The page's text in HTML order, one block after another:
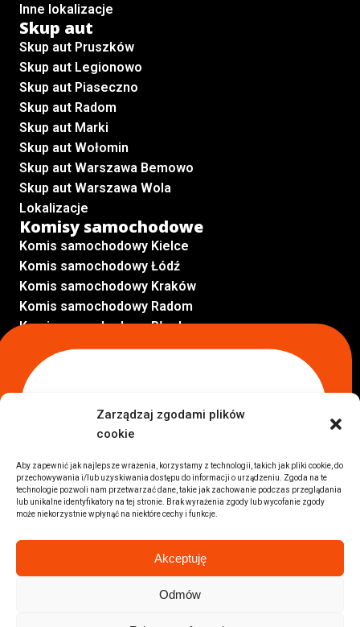
Zarządzaj zgodami plików
cookie
Aby zapewnić jak najlepsze wrażenia, korzystamy z technologii, takich jak pliki cookie, do
przechowywania i/lub uzyskiwania dostępu do informacji o urządzeniu. Zgoda na te
technologie pozwoli nam przetwarzać dane, takie jak zachowanie podczas przeglądania
lub unikalne identyfikatory na tej stronie. Brak wyrażenia zgody lub wycofanie zgody
może niekorzystnie wpłynąć na niektóre cechy i funkcje.
Akceptuję
Odmów
Inne lokalizacje
Skup aut
Skup aut Pruszków
Skup aut Legionowo
Skup aut Piaseczno
Skup aut Radom
Skup aut Marki
Skup aut Wołomin
Skup aut Warszawa Bemowo
Skup aut Warszawa Wola
Lokalizacje
Komisy samochodowe
Komis samochodowy Kielce
Komis samochodowy Łódź
Komis samochodowy Kraków
Komis samochodowy Radom
Komis samochodowy Płock
Komis samochodowy Opole
Komis samochodowy Lublin
Komis samochodowy Sochaczew
Inne Lokalizacje
Auta z USA Rzeszów
Auta z USA Białystok
Auta z USA Kraków
Marki samochodów
Sprzedam BMW
Wszystkie marki samochodów